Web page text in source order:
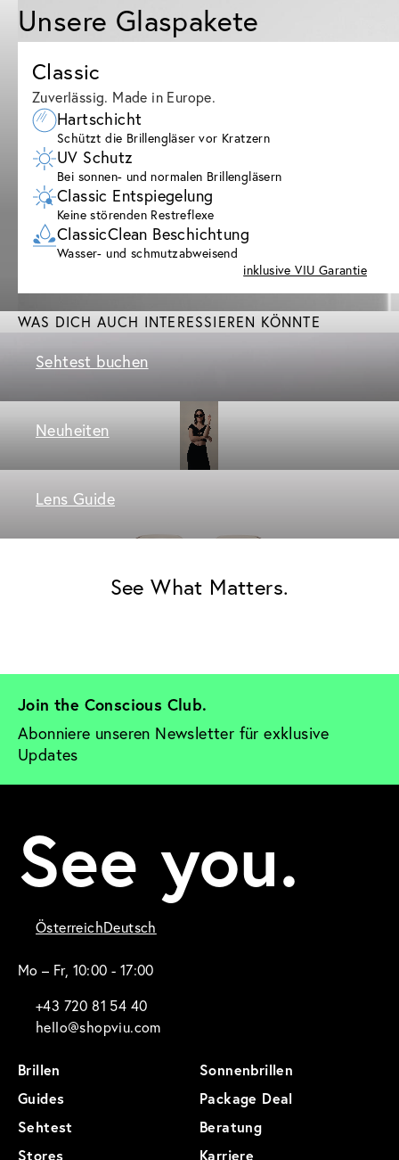
Unsere Glaspakete
Classic
Zuverlässig. Made in Europe.
Hartschicht
Schützt die Brillengläser vor Kratzern
UV Schutz
Bei sonnen- und normalen Brillengläsern
Classic Entspiegelung
Keine störenden Restreflexe
ClassicClean Beschichtung
Wasser- und schmutzabweisend
inklusive VIU Garantie
WAS DICH AUCH INTERESSIEREN KÖNNTE
Sehtest buchen
Neuheiten
Lens Guide
See What Matters.
Join the Conscious Club.
Abonniere unseren Newsletter für exklusive
Updates
See you.
ÖsterreichDeutsch
Mo – Fr, 10:00 - 17:00
+43 720 81 54 40
hello@shopviu.com
Brillen
Sonnenbrillen
Guides
Package Deal
Sehtest
Beratung
Stores
Karriere